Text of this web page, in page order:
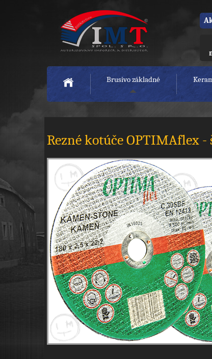
Brusivo základné
Rezné kotúče OPTIMAflex